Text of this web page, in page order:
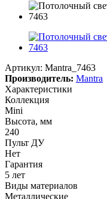
Артикул: Mantra_7463
Производитель: Mantra
Характеристики
Коллекция
Mini
Высота, мм
240
Пульт ДУ
Нет
Гарантия
5 лет
Виды материалов
Металлические